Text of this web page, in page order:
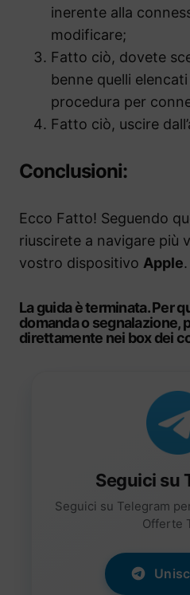
inerente alla
modificare;
Fatto ciò, dovete
benne quelli
procedura per
Fatto ciò, uscire
Conclusioni:
Ecco Fatto! Seguendo
riuscirete a navigare più
vostro dispositivo Apple.
La guida è terminata. Per
domanda o segnalazione,
direttamente nei box dei
Seguici su
Seguici su Telegram
Offerte